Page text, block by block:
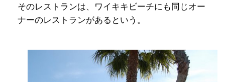
そのレストランは、ワイキキビーチにも同じオー
ナーのレストランがあるという。